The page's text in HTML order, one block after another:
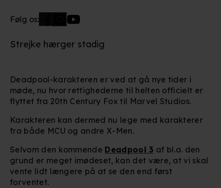
Følg os:
Strejke hærger stadig
Deadpool-karakteren er ved at gå nye tider i
møde, nu hvor rettighederne til helten officielt er
flyttet fra 20th Century Fox til Marvel Studios.
Karakteren kan dermed nu lege med karakterer
fra både MCU og andre X-Men.
Selvom den kommende Deadpool 3 af bl.a. den
grund er meget imødeset, kan det være, at vi skal
vente lidt længere på at se den end først
forventet.